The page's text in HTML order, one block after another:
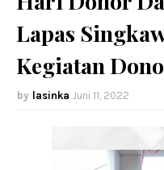
Lapas
Kegiatan
lasinka Juni 11, 2022